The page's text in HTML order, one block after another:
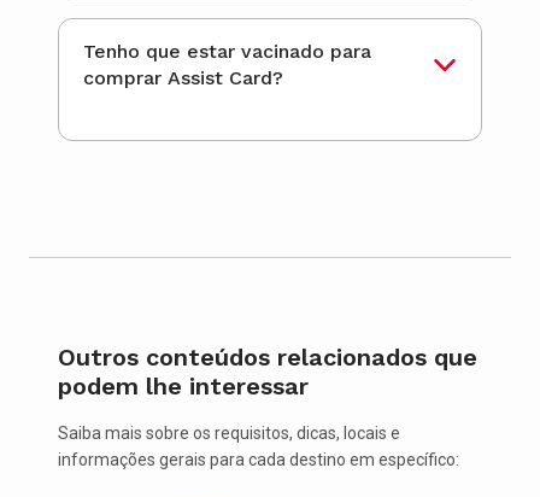
Tenho que estar vacinado para
comprar Assist Card?
Outros conteúdos relacionados que
podem lhe interessar
Saiba mais sobre os requisitos, dicas, locais e
informações gerais para cada destino em específico: